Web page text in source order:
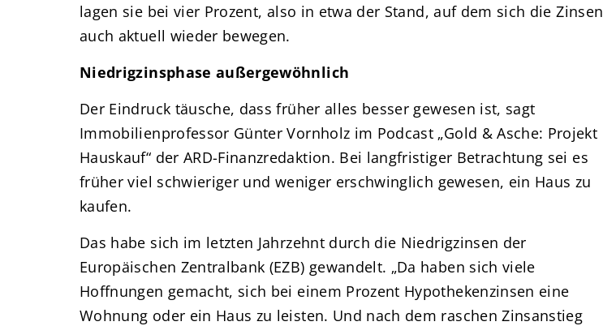
lagen sie bei vier Prozent, also in etwa der Stand, auf dem sich die Zinsen
auch aktuell wieder bewegen.
Niedrigzinsphase außergewöhnlich
Der Eindruck täusche, dass früher alles besser gewesen ist, sagt
Immobilienprofessor Günter Vornholz im Podcast „Gold & Asche: Projekt
Hauskauf“ der ARD-Finanzredaktion. Bei langfristiger Betrachtung sei es
früher viel schwieriger und weniger erschwinglich gewesen, ein Haus zu
kaufen.
Das habe sich im letzten Jahrzehnt durch die Niedrigzinsen der
Europäischen Zentralbank (EZB) gewandelt. „Da haben sich viele
Hoffnungen gemacht, sich bei einem Prozent Hypothekenzinsen eine
Wohnung oder ein Haus zu leisten. Und nach dem raschen Zinsanstieg